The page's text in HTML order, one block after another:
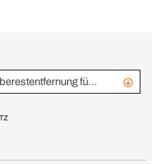
Radierscheibensatz für Kleberestentfernung für Alufelgen "Konisch"